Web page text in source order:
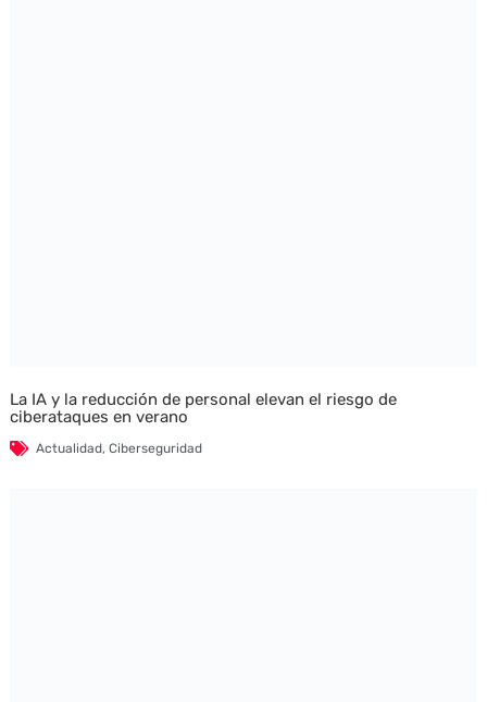
La IA y la reducción de personal elevan el riesgo de
ciberataques en verano
Actualidad, Ciberseguridad